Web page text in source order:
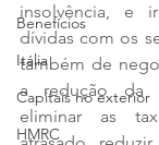
Benefícios
Itália
Capitais no exterior
HMRC
insolvência, e
dívidas com os
também de
a redução da
eliminar as